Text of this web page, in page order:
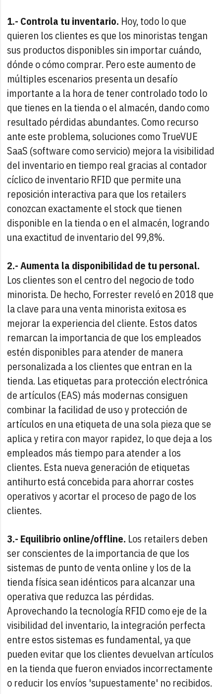
1.- Controla tu inventario. Hoy, todo lo que
quieren los clientes es que los minoristas tengan
sus productos disponibles sin importar cuándo,
dónde o cómo comprar. Pero este aumento de
múltiples escenarios presenta un desafío
importante a la hora de tener controlado todo lo
que tienes en la tienda o el almacén, dando como
resultado pérdidas abundantes. Como recurso
ante este problema, soluciones como TrueVUE
SaaS (software como servicio) mejora la visibilidad
del inventario en tiempo real gracias al contador
cíclico de inventario RFID que permite una
reposición interactiva para que los retailers
conozcan exactamente el stock que tienen
disponible en la tienda o en el almacén, logrando
una exactitud de inventario del 99,8%.
2.- Aumenta la disponibilidad de tu personal.
Los clientes son el centro del negocio de todo
minorista. De hecho, Forrester reveló en 2018 que
la clave para una venta minorista exitosa es
mejorar la experiencia del cliente. Estos datos
remarcan la importancia de que los empleados
estén disponibles para atender de manera
personalizada a los clientes que entran en la
tienda. Las etiquetas para protección electrónica
de artículos (EAS) más modernas consiguen
combinar la facilidad de uso y protección de
artículos en una etiqueta de una sola pieza que se
aplica y retira con mayor rapidez, lo que deja a los
empleados más tiempo para atender a los
clientes. Esta nueva generación de etiquetas
antihurto está concebida para ahorrar costes
operativos y acortar el proceso de pago de los
clientes.
3.- Equilibrio online/offline. Los retailers deben
ser conscientes de la importancia de que los
sistemas de punto de venta online y los de la
tienda física sean idénticos para alcanzar una
operativa que reduzca las pérdidas.
Aprovechando la tecnología RFID como eje de la
visibilidad del inventario, la integración perfecta
entre estos sistemas es fundamental, ya que
pueden evitar que los clientes devuelvan artículos
en la tienda que fueron enviados incorrectamente
o reducir los envíos 'supuestamente' no recibidos.